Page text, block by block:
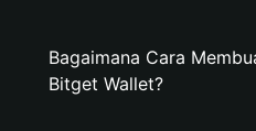
Bagaimana Cara
Bitget Wallet?